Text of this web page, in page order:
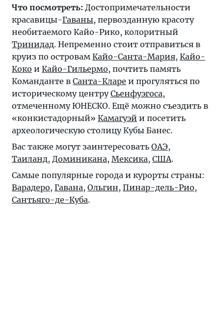
Что посмотреть: Достопримечательности
красавицы-Гаваны, первозданную красоту
необитаемого Кайо-Рико, колоритный
Тринидад. Непременно стоит отправиться в
круиз по островам Кайо-Санта-Мария, Кайо-
Коко и Кайо-Гильермо, почтить память
Команданте в Санта-Кларе и прогуляться по
историческому центруСьенфуэгоса,
отмеченному ЮНЕСКО. Ещё можно съездить в
«конкистадорный» Камагуэй и посетить
археологическую столицу Кубы Банес.
Вас также могут заинтересовать ОАЭ,
Таиланд, Доминикана, Мексика, США.
Самые популярные города и курорты страны:
Варадеро, Гавана, Ольгин, Пинар-дель-Рио,
Сантьяго-де-Куба.